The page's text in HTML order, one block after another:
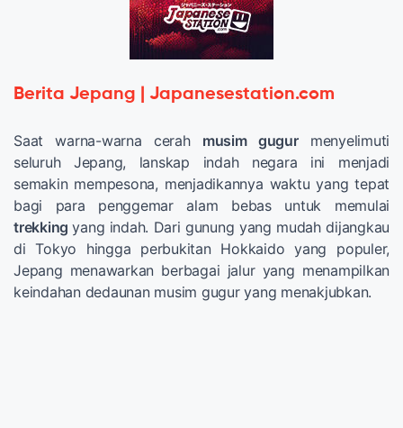
Berita Jepang | Japanesestation.com
Saat warna-warna cerah musim gugurmenyelimuti
seluruh Jepang, lanskap indah negara ini menjadi
semakin mempesona, menjadikannya waktu yang tepat
bagi para penggemar alam bebas untuk memulai
trekkingyang indah. Dari gunung yang mudah dijangkau
di Tokyo hingga perbukitan Hokkaido yang populer,
Jepang menawarkan berbagai jalur yang menampilkan
keindahan dedaunan musim gugur yang menakjubkan.